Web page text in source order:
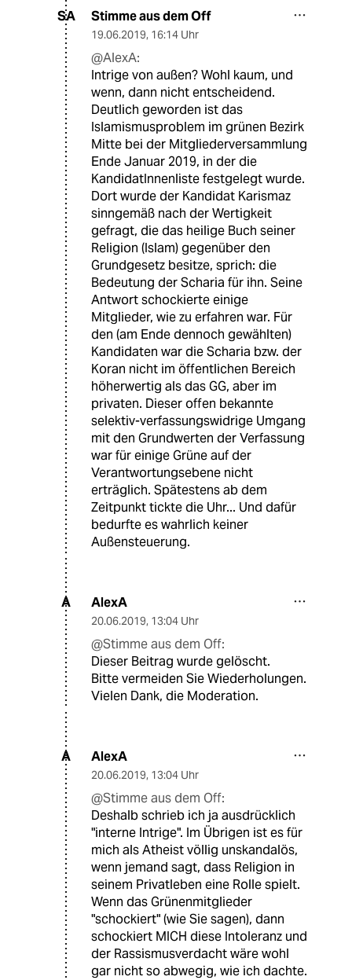
SA Stimme aus dem Off
19.06.2019, 16:14 Uhr
@AlexA:
Intrige von außen? Wohl kaum, und
wenn, dann nicht entscheidend.
Deutlich geworden ist das
Islamismusproblem im grünen Bezirk
Mitte bei der Mitgliederversammlung
Ende Januar 2019, in der die
KandidatInnenliste festgelegt wurde.
Dort wurde der Kandidat Karismaz
sinngemäß nach der Wertigkeit
gefragt, die das heilige Buch seiner
Religion (Islam) gegenüber den
Grundgesetz besitze, sprich: die
Bedeutung der Scharia für ihn. Seine
Antwort schockierte einige
Mitglieder, wie zu erfahren war. Für
den (am Ende dennoch gewählten)
Kandidaten war die Scharia bzw. der
Koran nicht im öffentlichen Bereich
höherwertig als das GG, aber im
privaten. Dieser offen bekannte
selektiv-verfassungswidrige Umgang
mit den Grundwerten der Verfassung
war für einige Grüne auf der
Verantwortungsebene nicht
erträglich. Spätestens ab dem
Zeitpunkt tickte die Uhr... Und dafür
bedurfte es wahrlich keiner
Außensteuerung.
A AlexA
20.06.2019, 13:04 Uhr
@Stimme aus dem Off:
Dieser Beitrag wurde gelöscht.
Bitte vermeiden Sie Wiederholungen.
Vielen Dank, die Moderation.
A AlexA
20.06.2019, 13:04 Uhr
@Stimme aus dem Off:
Deshalb schrieb ich ja ausdrücklich
"interne Intrige". Im Übrigen ist es für
mich als Atheist völlig unskandalös,
wenn jemand sagt, dass Religion in
seinem Privatleben eine Rolle spielt.
Wenn das Grünenmitglieder
"schockiert" (wie Sie sagen), dann
schockiert MICH diese Intoleranz und
der Rassismusverdacht wäre wohl
gar nicht so abwegig, wie ich dachte.